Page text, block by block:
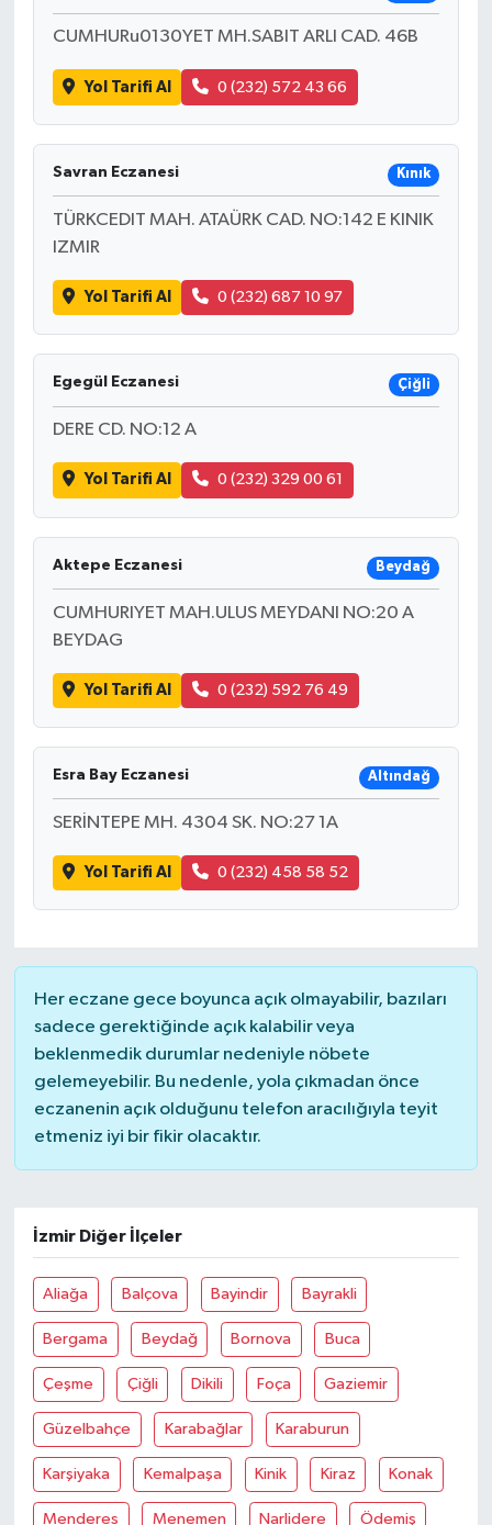
CUMHURu0130YET MH.SABIT ARLI CAD. 46B
Yol Tarifi Al 0 (232) 572 43 66
Savran Eczanesi Kınık
TÜRKCEDIT MAH. ATAÜRK CAD. NO:142 E KINIK
IZMIR
Yol Tarifi Al 0 (232) 687 10 97
Egegül Eczanesi Çiğli
DERE CD. NO:12 A
Yol Tarifi Al 0 (232) 329 00 61
Aktepe Eczanesi Beydağ
CUMHURIYET MAH.ULUS MEYDANI NO:20 A
BEYDAG
Yol Tarifi Al 0 (232) 592 76 49
Esra Bay Eczanesi Altındağ
SERİNTEPE MH. 4304 SK. NO:27 1A
Yol Tarifi Al 0 (232) 458 58 52
Her eczane gece boyunca açık olmayabilir, bazıları
sadece gerektiğinde açık kalabilir veya
beklenmedik durumlar nedeniyle nöbete
gelemeyebilir. Bu nedenle, yola çıkmadan önce
eczanenin açık olduğunu telefon aracılığıyla teyit
etmeniz iyi bir fikir olacaktır.
İzmir Diğer İlçeler
Aliağa Balçova Bayindir Bayrakli
Bergama Beydağ Bornova Buca
Çeşme Çiğli Dikili Foça Gaziemir
Güzelbahçe Karabağlar Karaburun
Karşiyaka Kemalpaşa Kinik Kiraz Konak
Menderes Menemen Narlidere Ödemiş